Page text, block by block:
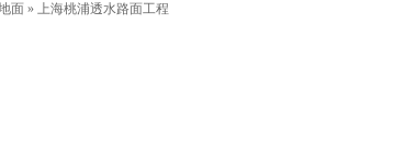
面 » 上海桃浦透水路面工程